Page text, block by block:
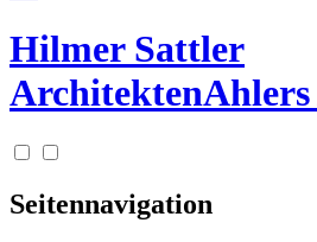
Hilmer Sattler
Architekten
Seitennavigation